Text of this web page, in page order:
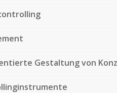
Gestaltung von